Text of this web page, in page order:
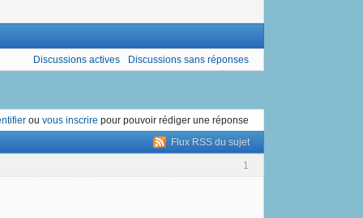
Discussions actives Discussions sans réponses
ou vous inscrire pour pouvoir rédiger une réponse
Flux RSS du sujet
1